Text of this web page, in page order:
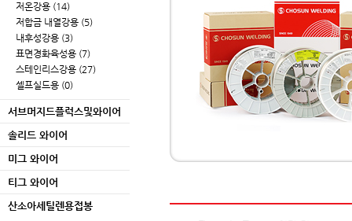
저온강용 (14)
저합금 내열강용 (5)
내후성강용 (3)
표면경화육성용 (7)
스테인리스강용 (27)
셀프실드용 (0)
서브머지드플럭스및와이어
솔리드 와이어
미그 와이어
티그 와이어
산소아세틸렌용접봉